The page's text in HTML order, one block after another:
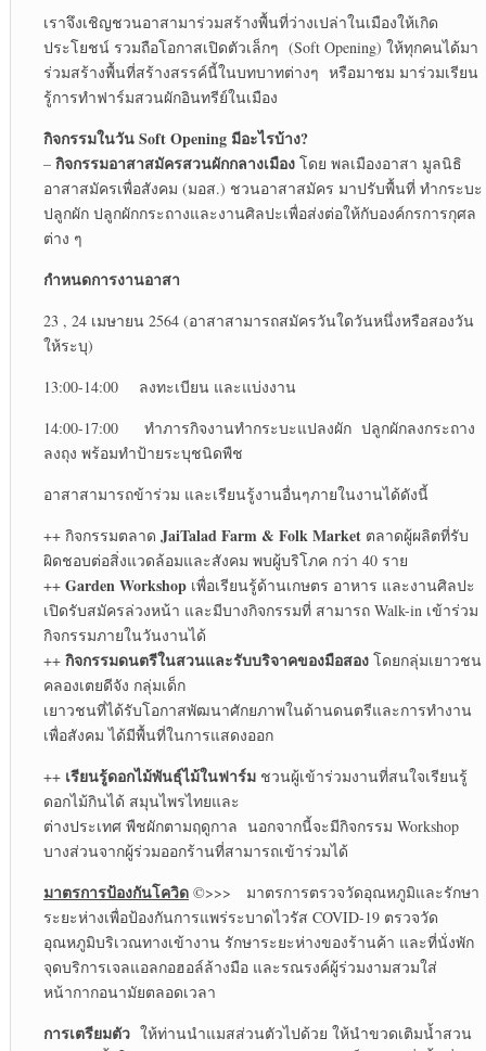
เราจึงเชิญชวนอาสามาร่วมสร้างพื้นที่ว่างเปล่าในเมืองให้เกิด
ประโยชน์ รวมถือโอกาสเปิดตัวเล็กๆ (Soft Opening) ให้ทุกคนได้มา
ร่วมสร้างพื้นที่สร้างสรรค์นี้ในบทบาทต่างๆ หรือมาชม มาร่วมเรียน
รู้การทำฟาร์มสวนผักอินทรีย์ในเมือง
กิจกรรมในวันSoft Opening มีอะไรบ้าง?
– กิจกรรมอาสาสมัครสวนผักกลางเมือง โดย พลเมืองอาสา มูลนิธิ
อาสาสมัครเพื่อสังคม (มอส.) ชวนอาสาสมัคร มาปรับพื้นที่ ทำกระบะ
ปลูกผัก ปลูกผักกระถางและงานศิลปะเพื่อส่งต่อให้กับองค์กรการกุศล
ต่าง ๆ
กำหนดการงานอาสา
23 , 24 เมษายน 2564 (อาสาสามารถสมัครวันใดวันหนึ่งหรือสองวัน
ให้ระบุ)
13:00-14:00 ลงทะเบียน และแบ่งงาน
14:00-17:00 ทำภารกิจงานทำกระบะแปลงผัก ปลูกผักลงกระถาง
ลงถุง พร้อมทำป้ายระบุชนิดพืช
อาสาสามารถข้าร่วม และเรียนรู้งานอื่นๆภายในงานได้ดังนี้
++ กิจกรรมตลาด JaiTalad Farm & Folk Market ตลาดผู้ผลิตที่รับ
ผิดชอบต่อสิ่งแวดล้อมและสังคม พบผู้บริโภค กว่า 40 ราย
++ Garden Workshop เพื่อเรียนรู้ด้านเกษตร อาหาร และงานศิลปะ
เปิดรับสมัครล่วงหน้า และมีบางกิจกรรมที่ สามารถ Walk-in เข้าร่วม
กิจกรรมภายในวันงานได้
++ กิจกรรมดนตรีในสวนและรับบริจาคของมือสอง โดยกลุ่มเยาวชน
คลองเตยดีจัง กลุ่มเด็ก
เยาวชนที่ได้รับโอกาสพัฒนาศักยภาพในด้านดนตรีและการทำงาน
เพื่อสังคม ได้มีพื้นที่ในการแสดงออก
++ เรียนรู้ดอกไม้พันธุ์ไม้ในฟาร์ม ชวนผู้เข้าร่วมงานที่สนใจเรียนรู้
ดอกไม้กินได้ สมุนไพรไทยและ
ต่างประเทศ พืชผักตามฤดูกาล นอกจากนี้จะมีกิจกรรม Workshop
บางส่วนจากผู้ร่วมออกร้านที่สามารถเข้าร่วมได้
มาตรการป้องกันโควิด©>>> มาตรการตรวจวัดอุณหภูมิและรักษา
ระยะห่างเพื่อป้องกันการแพร่ระบาดไวรัส COVID-19 ตรวจวัด
อุณหภูมิบริเวณทางเข้างาน รักษาระยะห่างของร้านค้า และที่นั่งพัก
จุดบริการเจลแอลกอฮอล์ล้างมือ และรณรงค์ผู้ร่วมงามสวมใส่
หน้ากากอนามัยตลอดเวลา
การเตรียมตัวให้ท่านนำแมสส่วนตัวไปด้วย ให้นำขวดเติมน้ำสวน